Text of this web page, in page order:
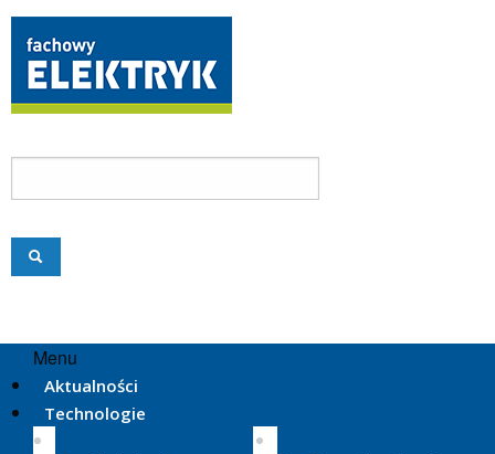
Menu
Aktualności
Technologie